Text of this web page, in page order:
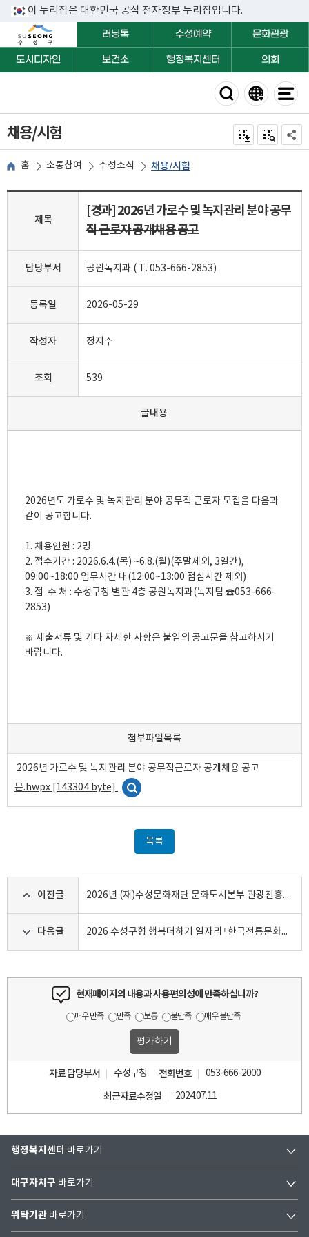
이 누리집은 대한민국 공식 전자정부 누리집입니다.
러닝톡
수성예약 문화관광
도시디자인 보건소 행정복지센터 의회
채용/시험 전자점자 내려받기
점자미리 보
공유
홈 소통참여 수성소식 채용/시험
제목
[경과]2026년 가로수 및 녹지관리 분야 공무
직 근로자 공개채용 공고
담당부서 공원녹지과 ( T. 053-666-2853)
등록일 2026-05-29
작성자 정지수
조회 539
글내용
2026년도 가로수 및 녹지관리 분야 공무직 근로자 모집을 다음과
같이 공고합니다.
1. 채용인원 : 2명
2. 접수기간 : 2026.6.4.(목) ~6.8.(월)(주말제외, 3일간),
09:00~18:00 업무시간 내(12:00~13:00 점심시간 제외)
3. 접  수 처 : 수성구청 별관 4층 공원녹지과(녹지팀 ☎053-666-
2853)
※ 제출서류 및 기타 자세한 사항은 붙임의 공고문을 참고하시기
바랍니다.
첨부파일목록
2026년 가로수 및 녹지관리 분야 공무직근로자 공개채용 공고
문.hwpx [143304 byte]
목록
이전글 2026년 (재)수성문화재단 문화도시본부 관광진흥센터 관광시설 기간제 근로자 공개채용 공고
다음글 2026 수성구형 행복더하기 일자리 「한국전통문화체험관 운영보조」 참여자 모집 재공고
현재페이지의 내용과 사용편의성에 만족하십니까?
매우 만족 만족 보통 불만족 매우 불만족
자료 담당부서 수성구청 전화번호 053-666-2000
최근자료수정일 2024.07.11
행정복지센터 바로가기
대구자치구 바로가기
위탁기관 바로가기